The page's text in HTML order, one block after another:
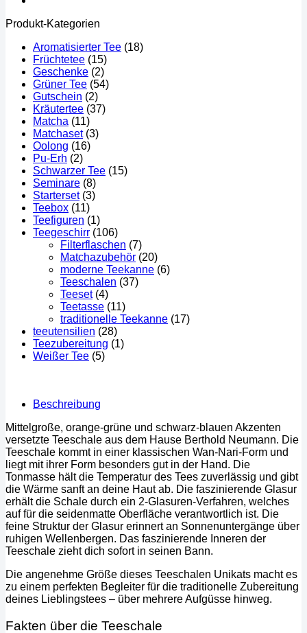
Produkt-Kategorien
Aromatisierter Tee (18)
Früchtetee (15)
Geschenke (2)
Grüner Tee (54)
Gutschein (2)
Kräutertee (37)
Matcha (11)
Matchaset (3)
Oolong (16)
Pu-Erh (2)
Schwarzer Tee (15)
Seminare (8)
Starterset (3)
Teebox (11)
Teefiguren (1)
Teegeschirr (106)
Filterflaschen (7)
Matchazubehör (20)
moderne Teekanne (6)
Teeschalen (37)
Teeset (4)
Teetasse (11)
traditionelle Teekanne (17)
teeutensilien (28)
Teezubereitung (1)
Weißer Tee (5)
Beschreibung
Mittelgroße, orange-grüne und schwarz-blauen Akzenten
versetzte Teeschale aus dem Hause Berthold Neumann. Die
Teeschale kommt in einer klassischen Wan-Nari-Form und
liegt mit ihrer Form besonders gut in der Hand. Die
Tonmasse hält die Temperatur des Tees zuverlässig und gibt
die Wärme sanft an deine Haut ab. Die faszinierende Glasur
erhält die Schale durch ein 2-Glasuren-Verfahren, welches
auf für die seidenmatte Oberfläche verantwortlich ist. Die
feine Struktur der Glasur erinnert an Sonnenuntergänge über
ruhigen Wellenbergen. Das faszinierende Inneren der
Teeschale zieht dich sofort in seinen Bann.
Die angenehme Größe dieses Teeschalen Unikats macht es
zu einem perfekten Begleiter für die traditionelle Zubereitung
deines Lieblingstees – über mehrere Aufgüsse hinweg.
Fakten über die Teeschale